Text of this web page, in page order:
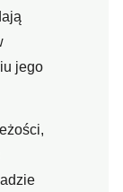
jego